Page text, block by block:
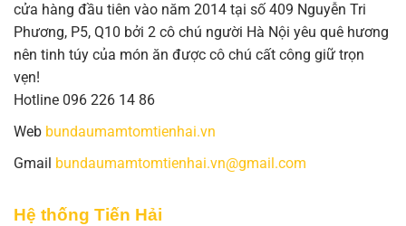
cửa hàng đầu tiên vào năm 2014 tại số 409 Nguyễn Tri
Phương, P5, Q10 bởi 2 cô chú người Hà Nội yêu quê hương
nên tinh túy của món ăn được cô chú cất công giữ trọn
vẹn!
Hotline 096 226 14 86
Web bundaumamtomtienhai.vn
Gmail bundaumamtomtienhai.vn@gmail.com
Hệ thống Tiến Hải